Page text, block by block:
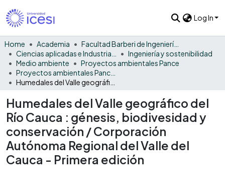
Log In
Home Academia
Facultad Barberi de Ingeniería, Diseño y Ciencias Aplicadas
Ingeniería y sostenibilidad
Medio ambiente
Proyectos ambientales Pance
Humedales del Valle geográfico del
Río Cauca : génesis, biodivesidad y
conservación / Corporación
Autónoma Regional del Valle del
Cauca - Primera edición